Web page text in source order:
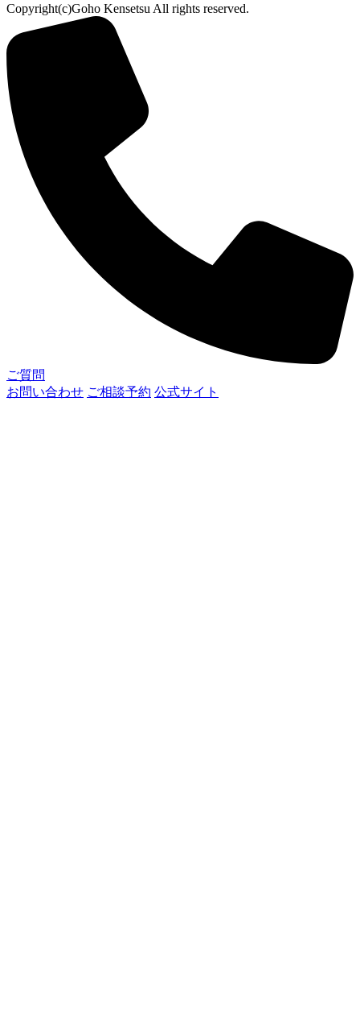
Copyright(c)Goho Kensetsu All rights reserved.
ご質問
お問い合わせ ご相談予約 公式サイト